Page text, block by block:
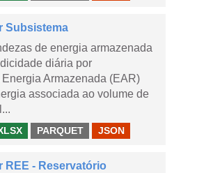
Subsistema
de energia armazenada
diária por
Armazenada (EAR)
associada ao volume de
PARQUET JSON
REE - Reservatório